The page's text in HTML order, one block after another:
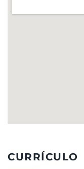
CURRÍCULO